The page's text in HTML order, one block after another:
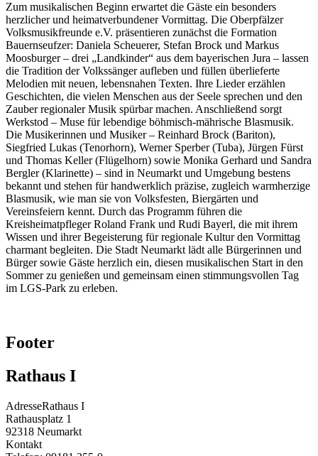
Zum musikalischen Beginn erwartet die Gäste ein besonders
herzlicher und heimatverbundener Vormittag. Die Oberpfälzer
Volksmusikfreunde e.V. präsentieren zunächst die Formation
Bauernseufzer: Daniela Scheuerer, Stefan Brock und Markus
Moosburger – drei „Landkinder“ aus dem bayerischen Jura – lassen
die Tradition der Volkssänger aufleben und füllen überlieferte
Melodien mit neuen, lebensnahen Texten. Ihre Lieder erzählen
Geschichten, die vielen Menschen aus der Seele sprechen und den
Zauber regionaler Musik spürbar machen. Anschließend sorgt
Werkstod – Muse für lebendige böhmisch‑mährische Blasmusik.
Die Musikerinnen und Musiker – Reinhard Brock (Bariton),
Siegfried Lukas (Tenorhorn), Werner Sperber (Tuba), Jürgen Fürst
und Thomas Keller (Flügelhorn) sowie Monika Gerhard und Sandra
Bergler (Klarinette) – sind in Neumarkt und Umgebung bestens
bekannt und stehen für handwerklich präzise, zugleich warmherzige
Blasmusik, wie man sie von Volksfesten, Biergärten und
Vereinsfeiern kennt. Durch das Programm führen die
Kreisheimatpfleger Roland Frank und Rudi Bayerl, die mit ihrem
Wissen und ihrer Begeisterung für regionale Kultur den Vormittag
charmant begleiten. Die Stadt Neumarkt lädt alle Bürgerinnen und
Bürger sowie Gäste herzlich ein, diesen musikalischen Start in den
Sommer zu genießen und gemeinsam einen stimmungsvollen Tag
im LGS‑Park zu erleben.
Footer
Rathaus I
AdresseRathaus I
Rathausplatz 1
92318 Neumarkt
Kontakt